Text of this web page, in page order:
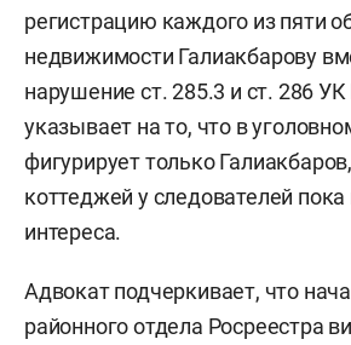
регистрацию каждого из пяти
недвижимости Галиакбарову
нарушение ст. 285.3 и ст. 286
указывает на то, что в
фигурирует только
коттеджей у следователей
интереса.
Адвокат подчеркивает, что
районного отдела Росреестра